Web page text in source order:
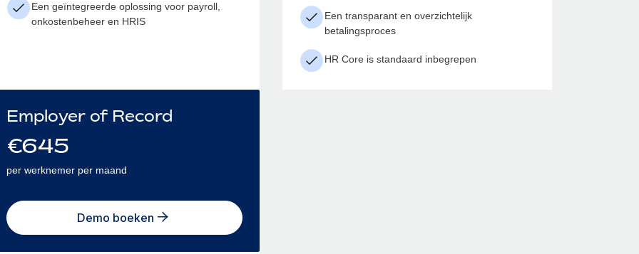
Een geïntegreerde oplossing voor payroll,
onkostenbeheer en HRIS
Een transparant en overzichtelijk
betalingsproces
HR Core is standaard inbegrepen
Employer of Record
€645
per werknemer per maand
Demo boeken